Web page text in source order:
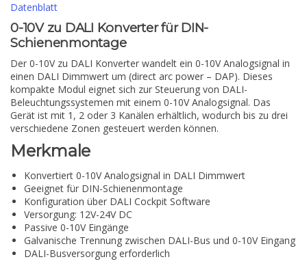
Datenblatt
0-10V zu DALI Konverter für DIN-
Schienenmontage
Der 0-10V zu DALI Konverter wandelt ein 0-10V Analogsignal in
einen DALI Dimmwert um (direct arc power – DAP). Dieses
kompakte Modul eignet sich zur Steuerung von DALI-
Beleuchtungssystemen mit einem 0-10V Analogsignal. Das
Gerät ist mit 1, 2 oder 3 Kanälen erhältlich, wodurch bis zu drei
verschiedene Zonen gesteuert werden können.
Merkmale
Konvertiert 0-10V Analogsignal in DALI Dimmwert
Geeignet für DIN-Schienenmontage
Konfiguration über DALI Cockpit Software
Versorgung: 12V-24V DC
Passive 0-10V Eingänge
Galvanische Trennung zwischen DALI-Bus und 0-10V Eingang
DALI-Busversorgung erforderlich